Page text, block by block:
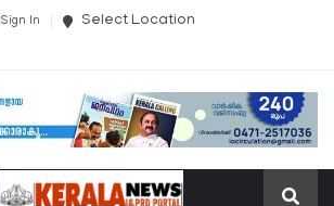
Sign In Select Location